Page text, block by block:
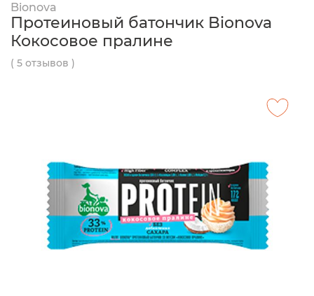
Bionova
Протеиновый батончик Bionova
Кокосовое пралине
( 5 отзывов )